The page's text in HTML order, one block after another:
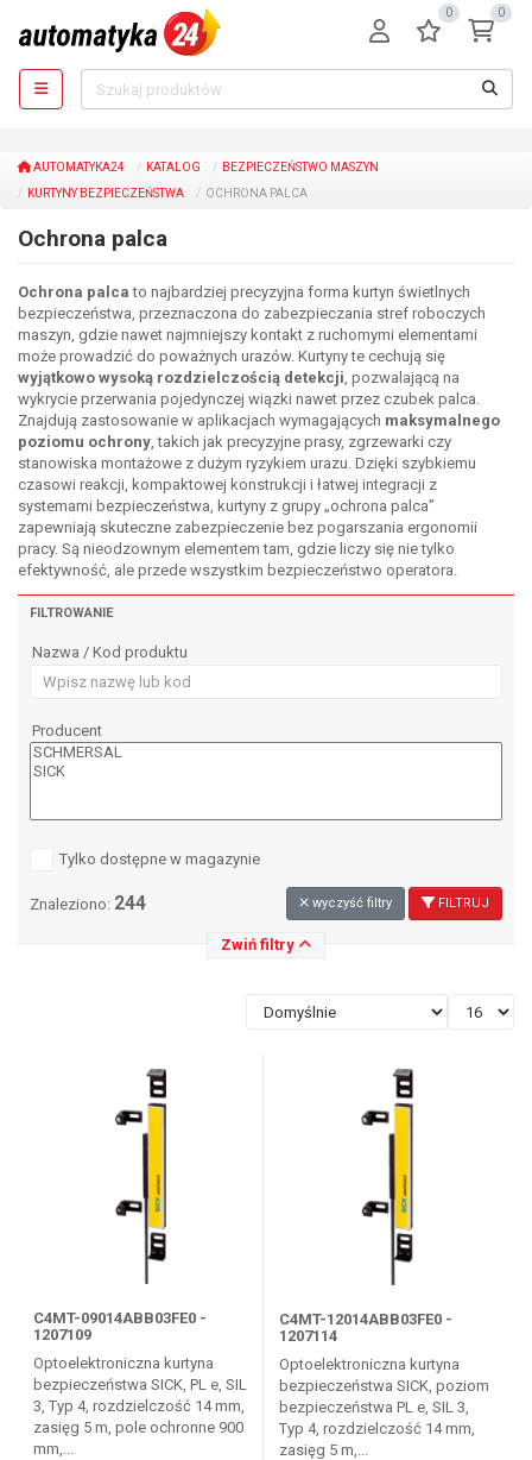
0 0
AUTOMATYKA24 KATALOG
BEZPIECZEŃSTWO MASZYN
KURTYNY BEZPIECZEŃSTWA
OCHRONA PALCA
Ochrona palca
Ochrona palca to najbardziej precyzyjna forma kurtyn świetlnych
bezpieczeństwa, przeznaczona do zabezpieczania stref roboczych
maszyn, gdzie nawet najmniejszy kontakt z ruchomymi elementami
może prowadzić do poważnych urazów. Kurtyny te cechują się
wyjątkowo wysoką rozdzielczością detekcji, pozwalającą na
wykrycie przerwania pojedynczej wiązki nawet przez czubek palca.
Znajdują zastosowanie w aplikacjach wymagających maksymalnego
poziomu ochrony, takich jak precyzyjne prasy, zgrzewarki czy
stanowiska montażowe z dużym ryzykiem urazu. Dzięki szybkiemu
czasowi reakcji, kompaktowej konstrukcji i łatwej integracji z
systemami bezpieczeństwa, kurtyny z grupy „ochrona palca”
zapewniają skuteczne zabezpieczenie bez pogarszania ergonomii
pracy. Są nieodzownym elementem tam, gdzie liczy się nie tylko
efektywność, ale przede wszystkim bezpieczeństwo operatora.
FILTROWANIE
Nazwa / Kod produktu
Producent
Tylko dostępne w magazynie
Znaleziono: 244 wyczyść filtry FILTRUJ
Zwiń filtry
C4MT-09014ABB03FE0 -
1207109
Optoelektroniczna kurtyna
bezpieczeństwa SICK, PL e, SIL
3, Typ 4, rozdzielczość 14 mm,
zasięg 5 m, pole ochronne 900
mm,...
C4MT-12014ABB03FE0 -
1207114
Optoelektroniczna kurtyna
bezpieczeństwa SICK, poziom
bezpieczeństwa PL e, SIL 3,
Typ 4, rozdzielczość 14 mm,
zasięg 5 m,...